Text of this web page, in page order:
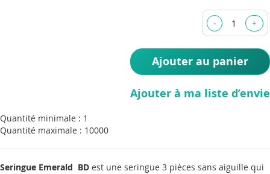
Ajouter au panier
Ajouter à ma liste d’envie
Quantité minimale : 1
Quantité maximale : 10000
Seringue Emerald BD est une seringue 3 pièces sans aiguille qui